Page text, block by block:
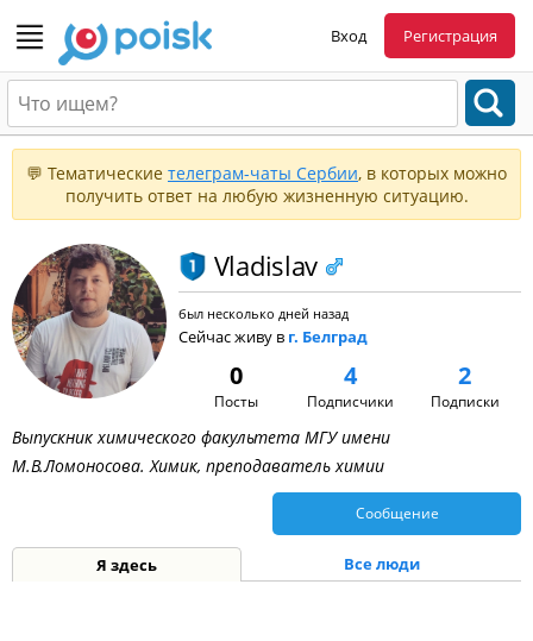
Вход Регистрация
💬 Тематические телеграм-чаты Сербии, в которых можно
получить ответ на любую жизненную ситуацию.
Vladislav
был несколько дней назад
Сейчас живу в г. Белград
0
Посты
4
Подписчики
2
Подписки
Выпускник химического факультета МГУ имени
М.В.Ломоносова. Химик, преподаватель химии
Сообщение
Я здесь Все люди